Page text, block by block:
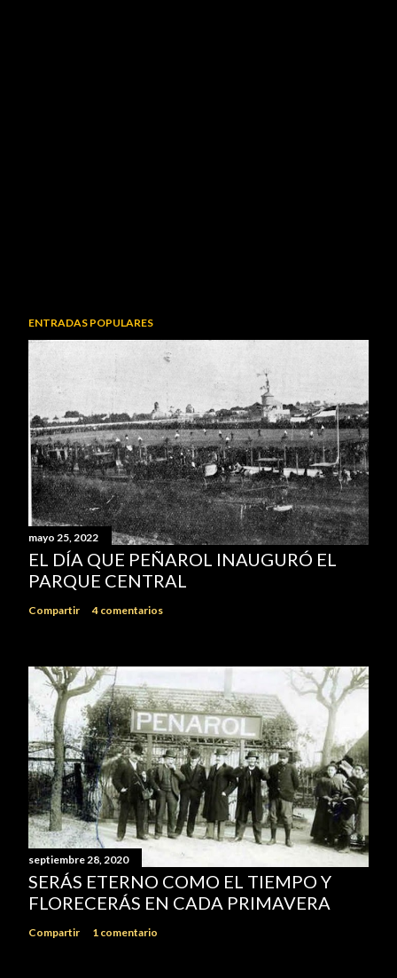
ENTRADAS POPULARES
mayo 25, 2022
EL DÍA QUE PEÑAROL INAUGURÓ EL
PARQUE CENTRAL
Compartir 4 comentarios
septiembre 28, 2020
SERÁS ETERNO COMO EL TIEMPO Y
FLORECERÁS EN CADA PRIMAVERA
Compartir 1 comentario